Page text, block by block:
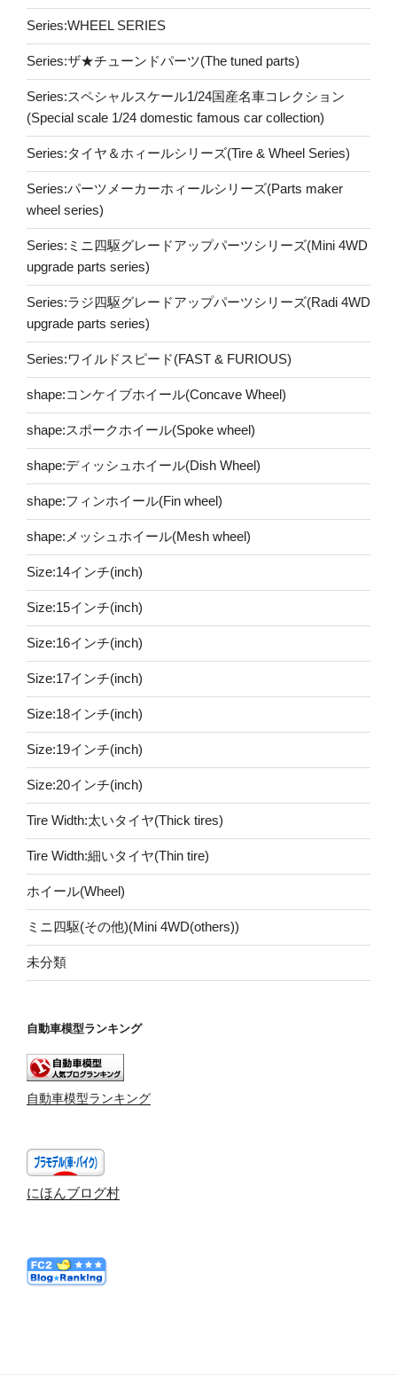
Series:WHEEL SERIES
Series:ザ★チューンドパーツ(The tuned parts)
Series:スペシャルスケール1/24国産名車コレクション
(Special scale 1/24 domestic famous car collection)
Series:タイヤ＆ホィールシリーズ(Tire & Wheel Series)
Series:パーツメーカーホィールシリーズ(Parts maker
wheel series)
Series:ミニ四駆グレードアップパーツシリーズ(Mini 4WD
upgrade parts series)
Series:ラジ四駆グレードアップパーツシリーズ(Radi 4WD
upgrade parts series)
Series:ワイルドスピード(FAST & FURIOUS)
shape:コンケイブホイール(Concave Wheel)
shape:スポークホイール(Spoke wheel)
shape:ディッシュホイール(Dish Wheel)
shape:フィンホイール(Fin wheel)
shape:メッシュホイール(Mesh wheel)
Size:14インチ(inch)
Size:15インチ(inch)
Size:16インチ(inch)
Size:17インチ(inch)
Size:18インチ(inch)
Size:19インチ(inch)
Size:20インチ(inch)
Tire Width:太いタイヤ(Thick tires)
Tire Width:細いタイヤ(Thin tire)
ホイール(Wheel)
ミニ四駆(その他)(Mini 4WD(others))
未分類
自動車模型ランキング
自動車模型ランキング
にほんブログ村